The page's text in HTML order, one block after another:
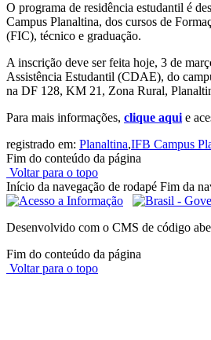
O programa de residência estudantil é
Campus Planaltina, dos cursos de
(FIC), técnico e graduação.
A inscrição deve ser feita hoje, 3 de
Assistência Estudantil (CDAE), do
na DF 128, KM 21, Zona Rural,
Para mais informações, clique aqui e
registrado em: Planaltina,IFB Campus
Fim do conteúdo da página
Voltar para o topo
Início da navegação de rodapé Fim da
Desenvolvido com o CMS de código
Fim do conteúdo da página
Voltar para o topo